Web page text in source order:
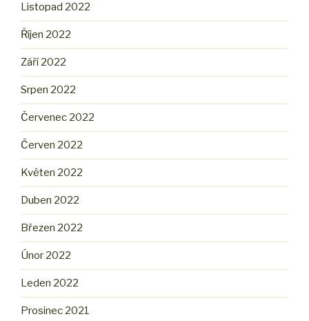
Listopad 2022
Říjen 2022
Září 2022
Srpen 2022
Červenec 2022
Červen 2022
Květen 2022
Duben 2022
Březen 2022
Únor 2022
Leden 2022
Prosinec 2021